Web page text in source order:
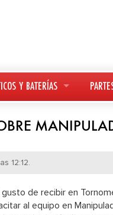
Y BATERÍAS
12:12.
de recibir en
al equipo en